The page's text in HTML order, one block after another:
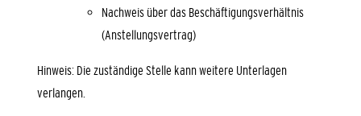
Nachweis über das Beschäftigungsverhältnis
(Anstellungsvertrag)
Hinweis: Die zuständige Stelle kann weitere Unterlagen
verlangen.